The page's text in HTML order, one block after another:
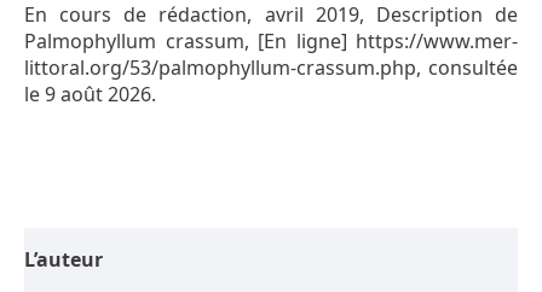
En cours de rédaction, avril 2019, Description de
Palmophyllum crassum, [En ligne] https://www.mer-
littoral.org/53/palmophyllum-crassum.php, consultée
le 9 août 2026.
L’auteur